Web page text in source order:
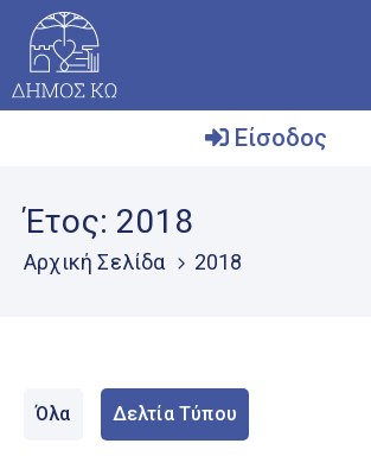
Δήμος
Το
Επικοινωνία
Είσοδος
Έτος: 2018
Αρχική Σελίδα 2018
Όλα Δελτία Τύπου